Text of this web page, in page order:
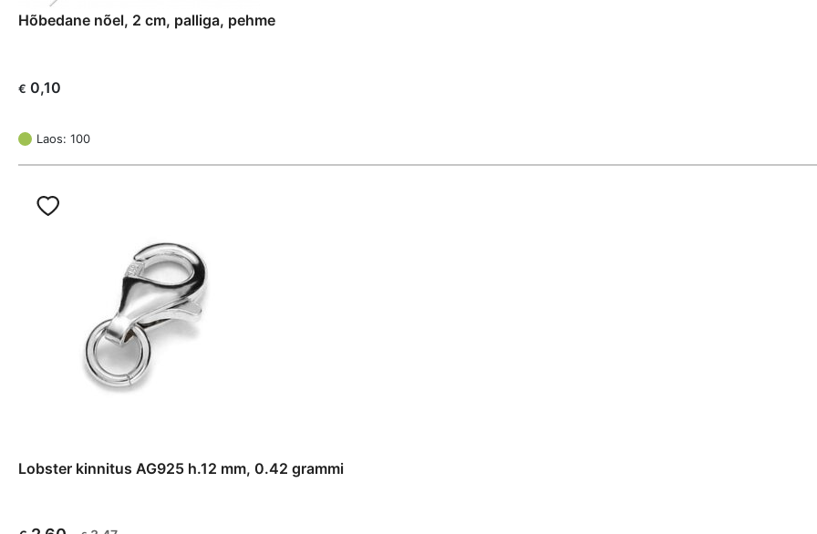
Hõbedane nõel, 2 cm, palliga, pehme
€ 0,10
Laos: 100
Lobster kinnitus AG925 h.12 mm, 0.42 grammi